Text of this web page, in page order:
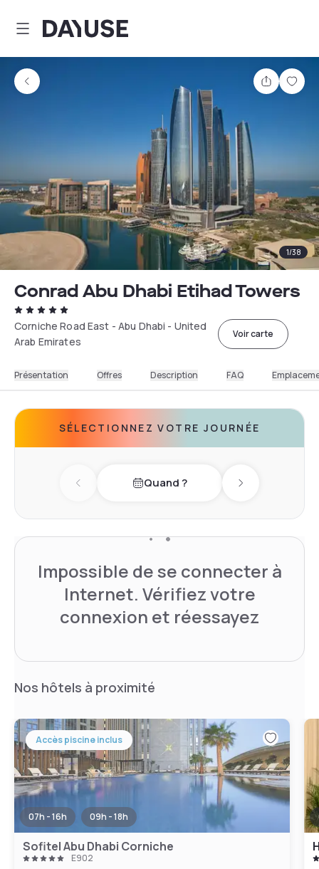
Dayuse
Partager
1/38
Conrad Abu Dhabi Etihad Towers
Corniche Road East - Abu Dhabi - United
Arab Emirates
Voir carte
Présentation Offres Description FAQ
SÉLECTIONNEZ VOTRE JOURNÉE
Previous dayQuand ? Next day
Impossible de se connecter à
Internet. Vérifiez votre
connexion et réessayez
Nos hôtels à proximité
Accès piscine inclus
07h - 16h 09h - 18h
Sofitel Abu Dhabi Corniche
E902